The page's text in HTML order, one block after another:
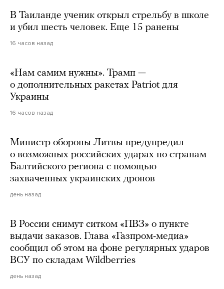
В Таиланде ученик открыл стрельбу в школе
и убил шесть человек. Еще 15 ранены
16 часов назад
«Нам самим нужны». Трамп —
о дополнительных ракетах Patriot для
Украины
16 часов назад
Министр обороны Литвы предупредил
о возможных российских ударах по странам
Балтийского региона с помощью
захваченных украинских дронов
день назад
В России снимут ситком «ПВЗ» о пункте
выдачи заказов. Глава «Газпром-медиа»
сообщил об этом на фоне регулярных ударов
ВСУ по складам Wildberries
день назад